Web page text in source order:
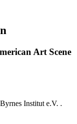
Art Scene
Institut e.V. .